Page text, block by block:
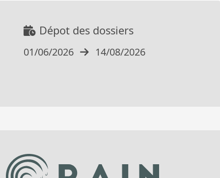
Dépot des dossiers
01/06/2026 14/08/2026